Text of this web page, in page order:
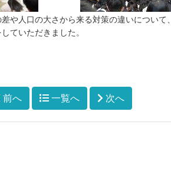
や人口の大さから来る対策の違いについ
ていただきました。
前へ 一覧へ 次へ